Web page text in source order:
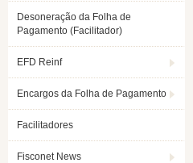
Desoneração da Folha de
Pagamento (Facilitador)
EFD Reinf
Encargos da Folha de Pagamento
Facilitadores
Fisconet News